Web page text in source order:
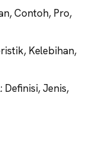
Contoh, Pro,
Kelebihan,
Definisi, Jenis,